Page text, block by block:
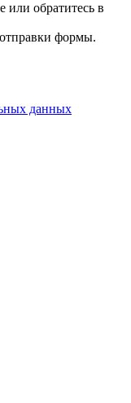
или обратитесь в
формы.
данных